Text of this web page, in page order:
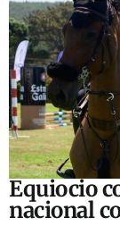
Equiocio
nacional